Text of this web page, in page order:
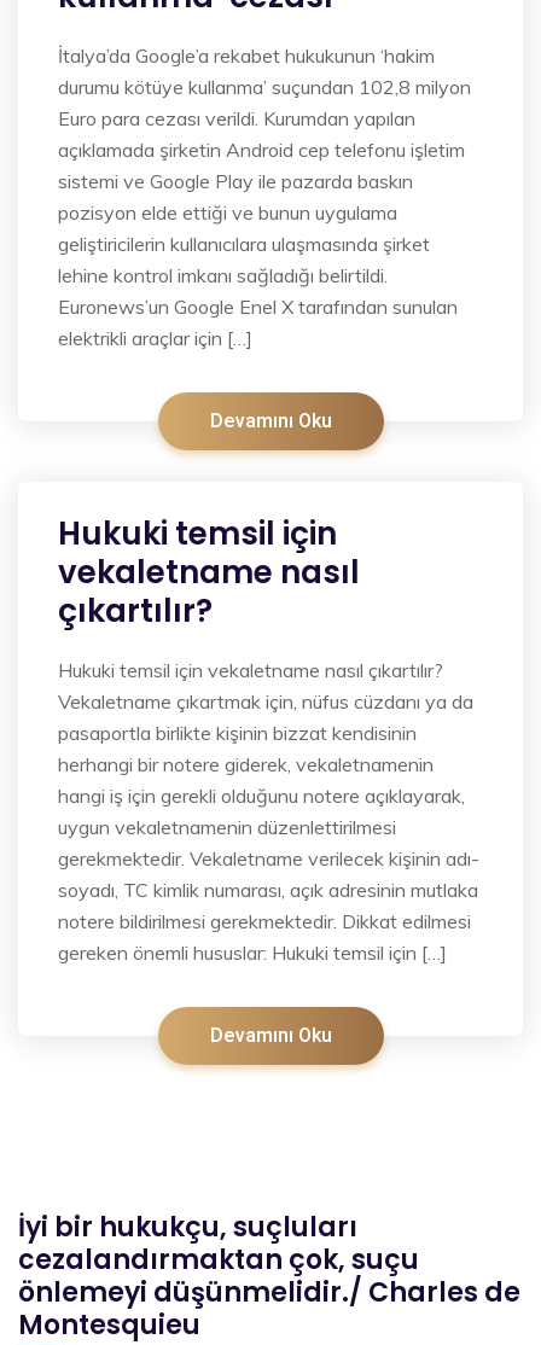
İtalya’da Google’a rekabet hukukunun ‘hakim
durumu kötüye kullanma’ suçundan 102,8 milyon
Euro para cezası verildi. Kurumdan yapılan
açıklamada şirketin Android cep telefonu işletim
sistemi ve Google Play ile pazarda baskın
pozisyon elde ettiği ve bunun uygulama
geliştiricilerin kullanıcılara ulaşmasında şirket
lehine kontrol imkanı sağladığı belirtildi.
Euronews’un Google Enel X tarafından sunulan
elektrikli araçlar için […]
Devamını Oku
Hukuki temsil için
vekaletname nasıl
çıkartılır?
​Hukuki temsil için vekaletname nasıl çıkartılır?
Vekaletname çıkartmak için, nüfus cüzdanı ya da
pasaportla birlikte kişinin bizzat kendisinin
herhangi bir notere giderek, vekaletnamenin
hangi iş için gerekli olduğunu notere açıklayarak,
uygun vekaletnamenin düzenlettirilmesi
gerekmektedir. Vekaletname verilecek kişinin adı-
soyadı, TC kimlik numarası, açık adresinin mutlaka
notere bildirilmesi gerekmektedir. Dikkat edilmesi
gereken önemli hususlar: Hukuki temsil için […]
Devamını Oku
İyi bir hukukçu, suçluları
cezalandırmaktan çok, suçu
önlemeyi düşünmelidir./ Charles de
Montesquieu